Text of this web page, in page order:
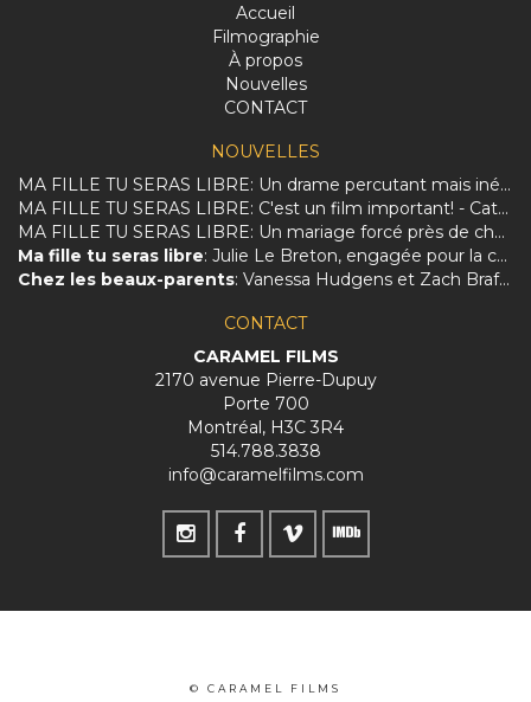
Accueil
Filmographie
À propos
Nouvelles
CONTACT
NOUVELLES
MA FILLE TU SERAS LIBRE: Un drame percutant mais inégal sur la dure réalité des femmes afghanes.
MA FILLE TU SERAS LIBRE: C'est un film important! - Catherine Perrin
MA FILLE TU SERAS LIBRE: Un mariage forcé près de chez vous
Ma fille tu seras libre: Julie Le Breton, engagée pour la culture et les femmes
Chez les beaux-parents: Vanessa Hudgens et Zach Braff charmés par le Québec et Évelyne Brochu
CONTACT
CARAMEL FILMS
2170 avenue Pierre-Dupuy
Porte 700
Montréal, H3C 3R4
514.788.3838
info@caramelfilms.com
© CARAMEL FILMS